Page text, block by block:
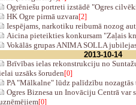
Ogrēniešu portreti izstādē "Ogres
HK Ogre pirmā uzvara[2]
Iespējams, narkotiku reibumā nozog
Aicina pieteikties konkursam "Zaļais
Vokālās grupas ANIMA SOLLA
2013-10-14
Brīvības ielas rekonstrukciju no
uzsāks šoruden[0]
PA "Mālkalne" lūdz palīdzību nozagtās
Ogres Biznesa un Inovāciju Centrā var
[0]